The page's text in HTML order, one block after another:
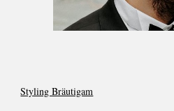
Styling Bräutigam